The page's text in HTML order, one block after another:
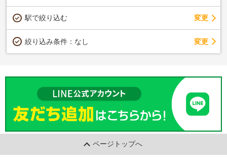
駅で絞り込む 変更
絞り込み条件： なし 変更
ページトップへ